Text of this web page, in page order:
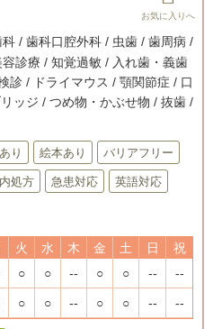
/ 歯科口腔外科 / 虫歯 / 歯周病 /
診療 / 知覚過敏 / 入れ歯・義歯
診 / ドライマウス / 顎関節症 / 口
ッジ / つめ物・かぶせ物 / 抜歯 /
り 絵本あり バリアフリー
処方 急患対応 英語対応
火 水 木 金 土 日
祝
○ ○ -- ○ ○ -- --
○ ○ -- ○ ○ -- --